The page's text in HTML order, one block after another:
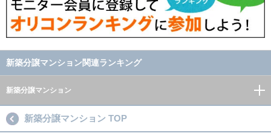
新築分譲マンション関連ランキング
新築分譲マンション
新築分譲マンション TOP